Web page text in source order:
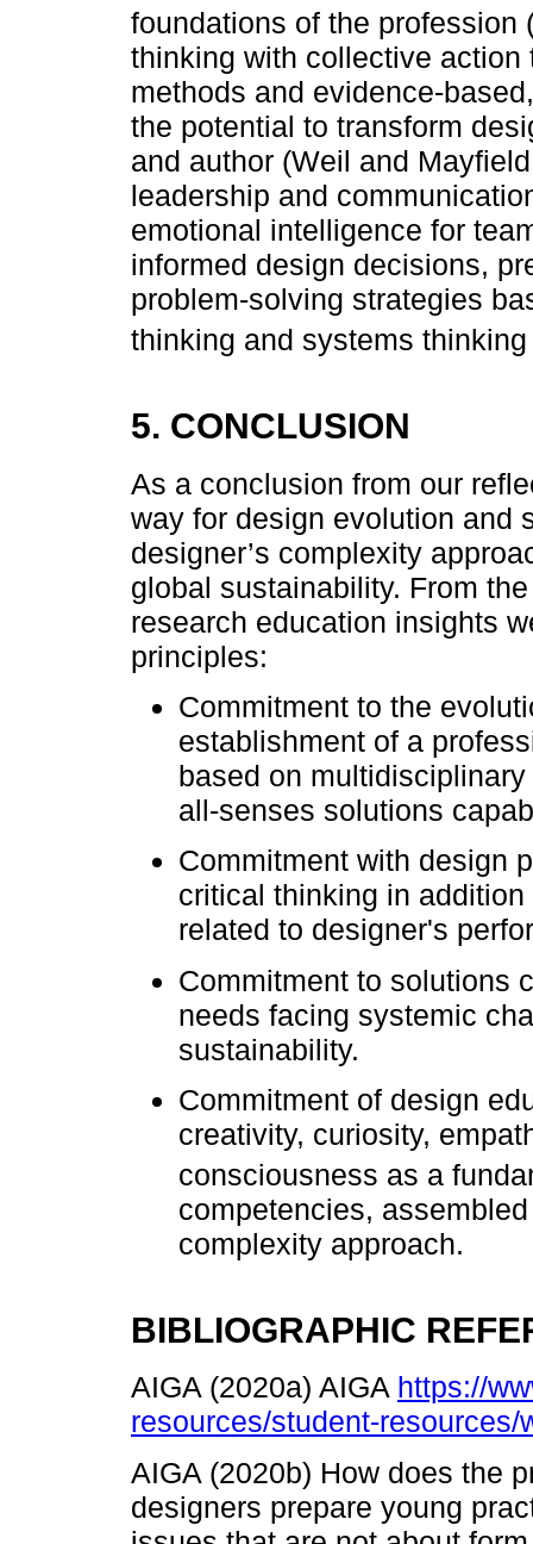
foundations of the profession
thinking with collective
methods and evidence-
the potential to transform
and author (Weil and
leadership and
emotional intelligence for
informed design decisions,
problem-solving strategies
thinking and systems thinking
5. CONCLUSION
As a conclusion from our
way for design evolution and
designer’s complexity
global sustainability. From
research education insights
principles:
Commitment to the
establishment of a
based on
all-senses solutions
Commitment with design
critical thinking in
related to designer's
Commitment to solutions
needs facing systemic
sustainability.
Commitment of design
creativity, curiosity,
consciousness as a
competencies,
complexity approach.
BIBLIOGRAPHIC
AIGA (2020a) AIGA https://
resources/student-resources/
AIGA (2020b) How does the
designers prepare young